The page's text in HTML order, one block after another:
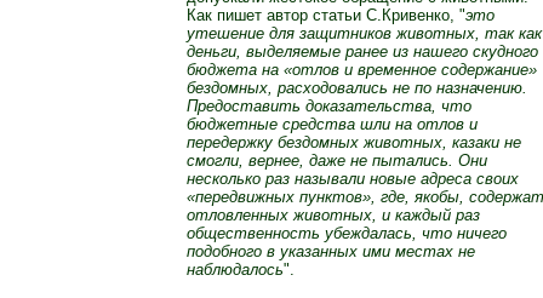
Как пишет автор статьи С.Кривенко, "это
утешение для защитников животных, так как
деньги, выделяемые ранее из нашего скудного
бюджета на «отлов и временное содержание»
бездомных, расходовались не по назначению.
Предоставить доказательства, что
бюджетные средства шли на отлов и
передержку бездомных животных, казаки не
смогли, вернее, даже не пытались. Они
несколько раз называли новые адреса своих
«передвижных пунктов», где, якобы, содержат
отловленных животных, и каждый раз
общественность убеждалась, что ничего
подобного в указанных ими местах не
наблюдалось".